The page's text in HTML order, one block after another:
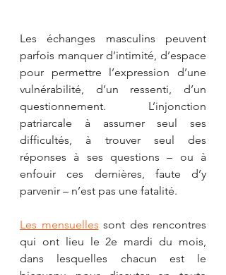
Les échanges masculins peuvent
parfois manquer d’intimité, d’espace
pour permettre l’expression d’une
vulnérabilité, d’un ressenti, d’un
questionnement. L’injonction
patriarcale à assumer seul ses
difficultés, à trouver seul des
réponses à ses questions – ou à
enfouir ces dernières, faute d’y
parvenir – n’est pas une fatalité.
Les mensuelles sont des rencontres
qui ont lieu le 2e mardi du mois,
dans lesquelles chacun est le